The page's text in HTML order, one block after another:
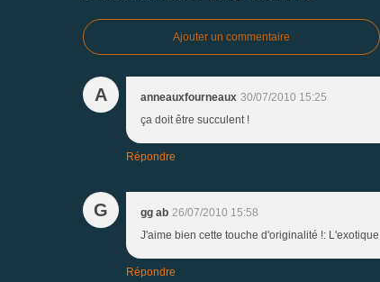
Ajouter un commentaire
A anneauxfourneaux 30/07/2010 15:25
ça doit être succulent !
Répondre
G gg ab 26/07/2010 15:58
J'aime bien cette touche d'originalité !:
Répondre